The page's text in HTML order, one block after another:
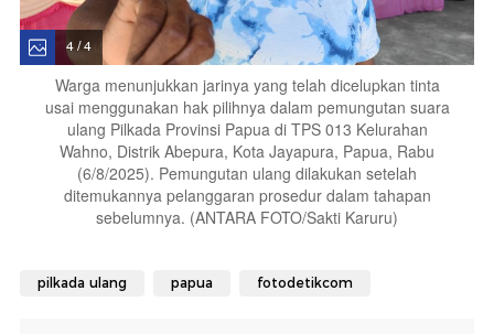
4 / 4
Warga menunjukkan jarinya yang telah dicelupkan tinta
usai menggunakan hak pilihnya dalam pemungutan suara
ulang Pilkada Provinsi Papua di TPS 013 Kelurahan
Wahno, Distrik Abepura, Kota Jayapura, Papua, Rabu
(6/8/2025). Pemungutan ulang dilakukan setelah
ditemukannya pelanggaran prosedur dalam tahapan
sebelumnya. (ANTARA FOTO/Sakti Karuru)
pilkada ulang papua fotodetikcom